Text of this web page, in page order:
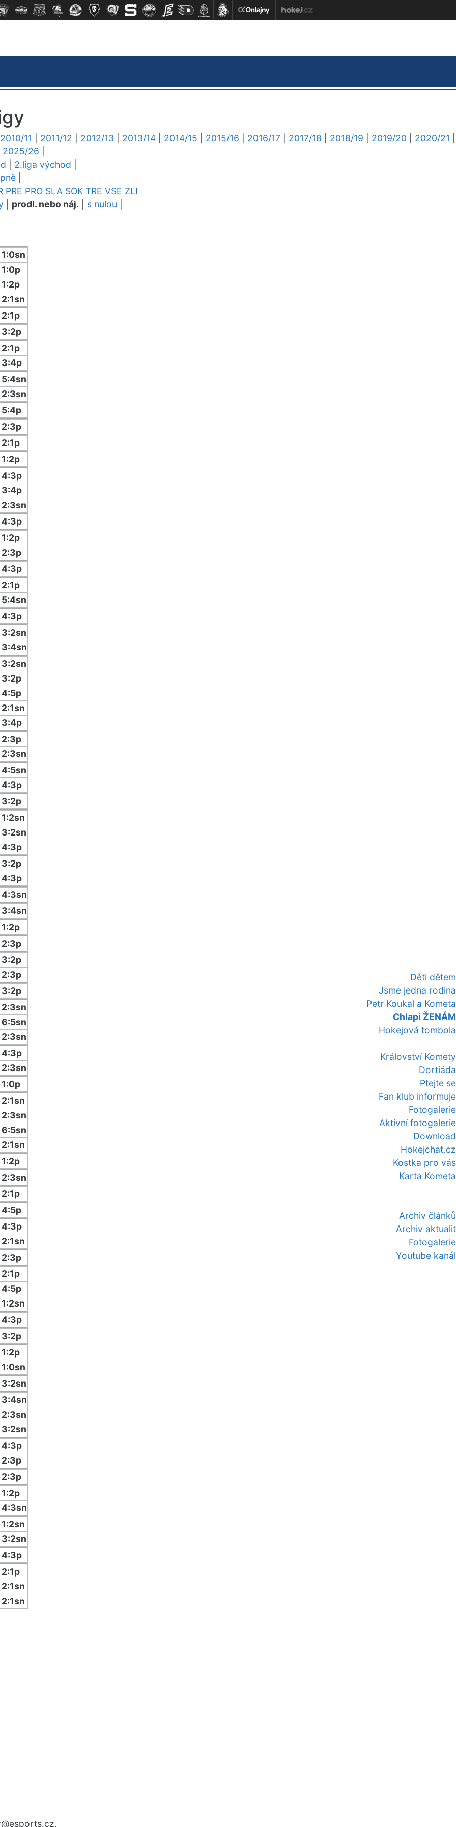
Děti dětem
Jsme jedna rodina
Petr Koukal a Kometa
Chlapi ŽENÁM
Hokejová tombola
Království Komety
Dortiáda
Ptejte se
Fan klub informuje
Fotogalerie
Aktivní fotogalerie
Download
Hokejchat.cz
Kostka pro vás
Karta Kometa
Archiv článků
Archiv aktualit
Fotogalerie
Youtube kanál
2010/11 2011/12 2012/13 2013/14 2014/15 2015/16 2016/17 2017/18 2018/19 2019/20 2020/21
2025/26
2.liga východ
PRE PRO SLA SOK TRE VSE ZLI
prodl. nebo náj. s nulou
1:0sn
1:0p
1:2p
2:1sn
2:1p
3:2p
2:1p
3:4p
5:4sn
2:3sn
5:4p
2:3p
2:1p
1:2p
4:3p
3:4p
2:3sn
4:3p
1:2p
2:3p
4:3p
2:1p
5:4sn
4:3p
3:2sn
3:4sn
3:2sn
3:2p
4:5p
2:1sn
3:4p
2:3p
2:3sn
4:5sn
4:3p
3:2p
1:2sn
3:2sn
4:3p
3:2p
4:3p
4:3sn
3:4sn
1:2p
2:3p
3:2p
2:3p
3:2p
2:3sn
6:5sn
2:3sn
4:3p
2:3sn
1:0p
2:1sn
2:3sn
6:5sn
2:1sn
1:2p
2:3sn
2:1p
4:5p
4:3p
2:1sn
2:3p
2:1p
4:5p
1:2sn
4:3p
3:2p
1:2p
1:0sn
3:2sn
3:4sn
2:3sn
3:2sn
4:3p
2:3p
2:3p
1:2p
4:3sn
1:2sn
3:2sn
4:3p
2:1p
2:1sn
2:1sn
@esports.cz.